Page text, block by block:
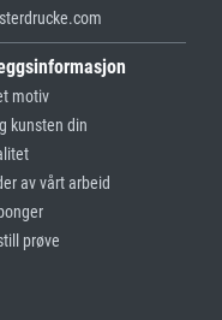
motiv
kunsten din
av vårt arbeid
prøve